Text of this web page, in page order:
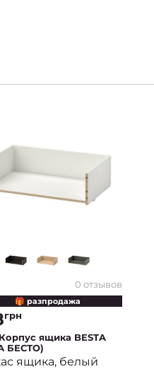
0 отзывов
🎁 разпродажа
грн
ящика BESTA
БЕСТО)
ящика, белый